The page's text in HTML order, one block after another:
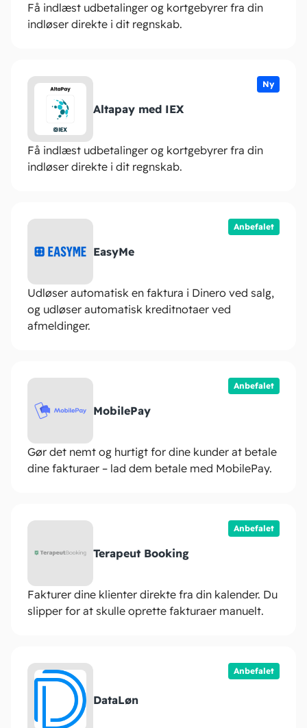
Få indlæst udbetalinger og kortgebyrer fra din
indløser direkte i dit regnskab.
Ny
Altapay med IEX
Få indlæst udbetalinger og kortgebyrer fra din
indløser direkte i dit regnskab.
Anbefalet
EasyMe
Udløser automatisk en faktura i Dinero ved salg,
og udløser automatisk kreditnotaer ved
afmeldinger.
Anbefalet
MobilePay
Gør det nemt og hurtigt for dine kunder at betale
dine fakturaer – lad dem betale med MobilePay.
Anbefalet
Terapeut Booking
Fakturer dine klienter direkte fra din kalender. Du
slipper for at skulle oprette fakturaer manuelt.
Anbefalet
DataLøn